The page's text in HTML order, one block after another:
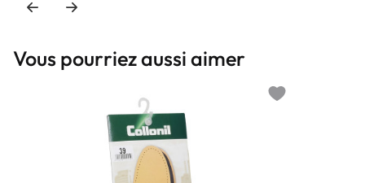
Vous pourriez aussi aimer